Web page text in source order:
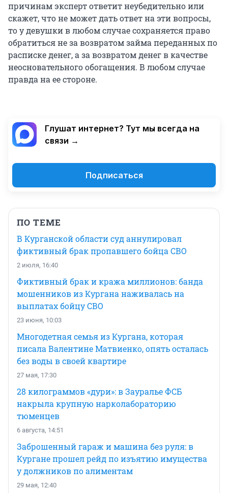
причинам эксперт ответит неубедительно или
скажет, что не может дать ответ на эти вопросы,
то у девушки в любом случае сохраняется право
обратиться не за возвратом займа переданных по
расписке денег, а за возвратом денег в качестве
неосновательного обогащения. В любом случае
правда на ее стороне.
Глушат интернет? Тут мы всегда на
связи →
Подписаться
ПО ТЕМЕ
В Курганской области суд аннулировал
фиктивный брак пропавшего бойца СВО
2 июля, 16:40
Фиктивный брак и кража миллионов: банда
мошенников из Кургана наживалась на
выплатах бойцу СВО
23 июня, 10:03
Многодетная семья из Кургана, которая
писала Валентине Матвиенко, опять осталась
без воды в своей квартире
27 мая, 17:30
28 килограммов «дури»: в Зауралье ФСБ
накрыла крупную нарколабораторию
тюменцев
6 августа, 14:51
Заброшенный гараж и машина без руля: в
Кургане прошел рейд по изъятию имущества
у должников по алиментам
29 мая, 12:40